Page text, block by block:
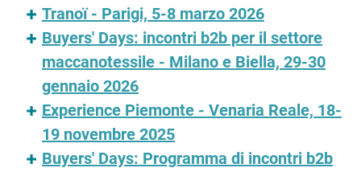
Tranoï - Parigi, 5-8 marzo 2026
Buyers' Days: incontri b2b per il settore
maccanotessile - Milano e Biella, 29-30
gennaio 2026
Experience Piemonte - Venaria Reale, 18-
19 novembre 2025
Buyers' Days: Programma di incontri b2b